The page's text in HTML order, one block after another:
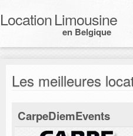
LocationLimousine
en Belgique
Les meilleures
CarpeDiemEvents